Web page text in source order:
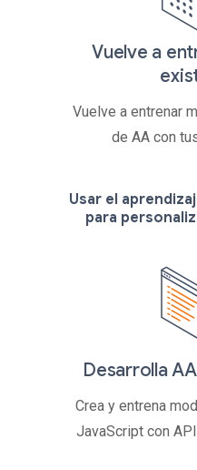
Vuelve a
Vuelve a entrenar
de AA con
Usar el
para
Desarrolla
Crea y entrena
JavaScript con